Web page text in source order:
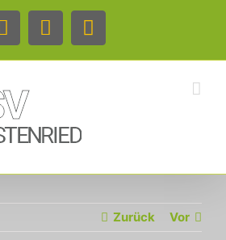
FacebookInstagram
Telefon
Zurück Vor